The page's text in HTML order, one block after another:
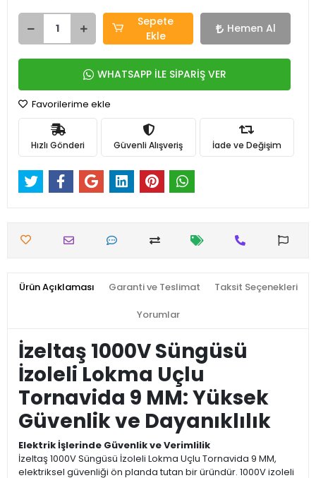
Sepete
Ekle
Hemen Al
WHATSAPP İLE SİPARİŞ VER
Favorilerime ekle
Hızlı Gönderi Güvenli Alışveriş İade ve Değişim
Ürün Açıklaması Garanti ve Teslimat Taksit Seçenekleri
Yorumlar
İzeltaş 1000V Süngüsü
İzoleli Lokma Uçlu
Tornavida 9 MM: Yüksek
Güvenlik ve Dayanıklılık
Elektrik İşlerinde Güvenlik ve Verimlilik
İzeltaş 1000V Süngüsü İzoleli Lokma Uçlu Tornavida 9 MM,
elektriksel güvenliği ön planda tutan bir üründür. 1000V izoleli